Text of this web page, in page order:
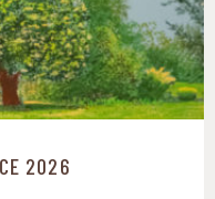
2026